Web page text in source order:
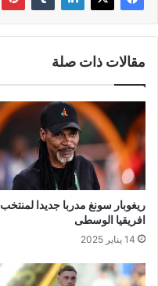
مقالات ذات صلة
ريغوبار سونغ مدربا جديدا لمنتخب
افريقيا الوسطى
14 يناير 2025